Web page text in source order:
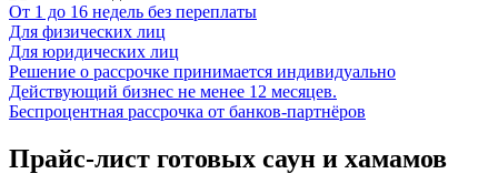
От 1 до 16 недель без переплаты
Для физических лиц
Для юридических лиц
Решение о рассрочке принимается индивидуально
Действующий бизнес не менее 12 месяцев.
Беспроцентная рассрочка от банков-партнёров
Прайс-лист готовых саун и хамамов